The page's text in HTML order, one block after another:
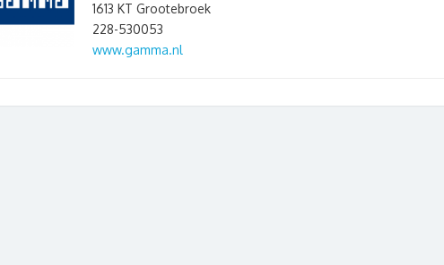
1613 KT Grootebroek
228-530053
www.gamma.nl